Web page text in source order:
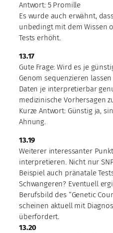
Antwort: 5 Promille
Es wurde auch erwähnt,
unbedingt mit dem Wissen
Tests erhöht.
13.17
Gute Frage: Wird es je
Genom sequenzieren
Daten je interpretierbar
medizinische Vorhersagen
Kurze Antwort: Günstig ja,
Ahnung.
13.19
Weiterer interessanter
interpretieren. Nicht nur
Beispiel auch pränatale
Schwangeren? Eventuell
Berufsbild des “Genetic
scheinen aktuell mit
überfordert.
13.20